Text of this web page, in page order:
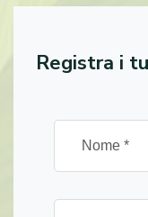
Registra i